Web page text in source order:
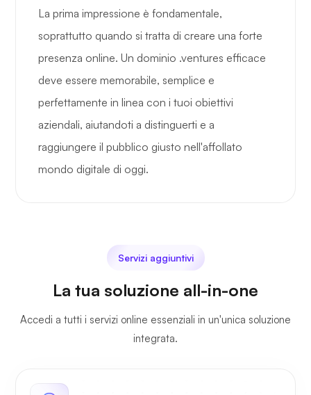
La prima impressione è fondamentale,
soprattutto quando si tratta di creare una forte
presenza online. Un dominio .ventures efficace
deve essere memorabile, semplice e
perfettamente in linea con i tuoi obiettivi
aziendali, aiutandoti a distinguerti e a
raggiungere il pubblico giusto nell'affollato
mondo digitale di oggi.
Servizi aggiuntivi
La tua soluzione all-in-one
Accedi a tutti i servizi online essenziali in un'unica soluzione
integrata.